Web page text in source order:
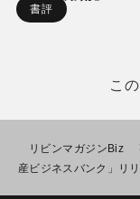
書評
こ
リビンマガジンBiz
産ビジネスバンク」リ